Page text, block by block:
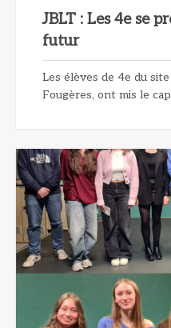
JBLT : Les 4e se
futur
Les élèves de 4e du
Fougères, ont mis le